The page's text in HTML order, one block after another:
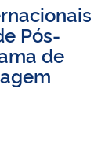
Pós-
de